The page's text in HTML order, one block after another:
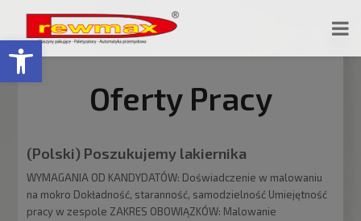
Открыть панель инструментов
Oferty Pracy
(Polski) Poszukujemy lakiernika
WYMAGANIA OD KANDYDATÓW: Doświadczenie w malowaniu
na mokro Dokładność, staranność, samodzielność Umiejętność
pracy w zespole ZAKRES OBOWIĄZKÓW: Malowanie